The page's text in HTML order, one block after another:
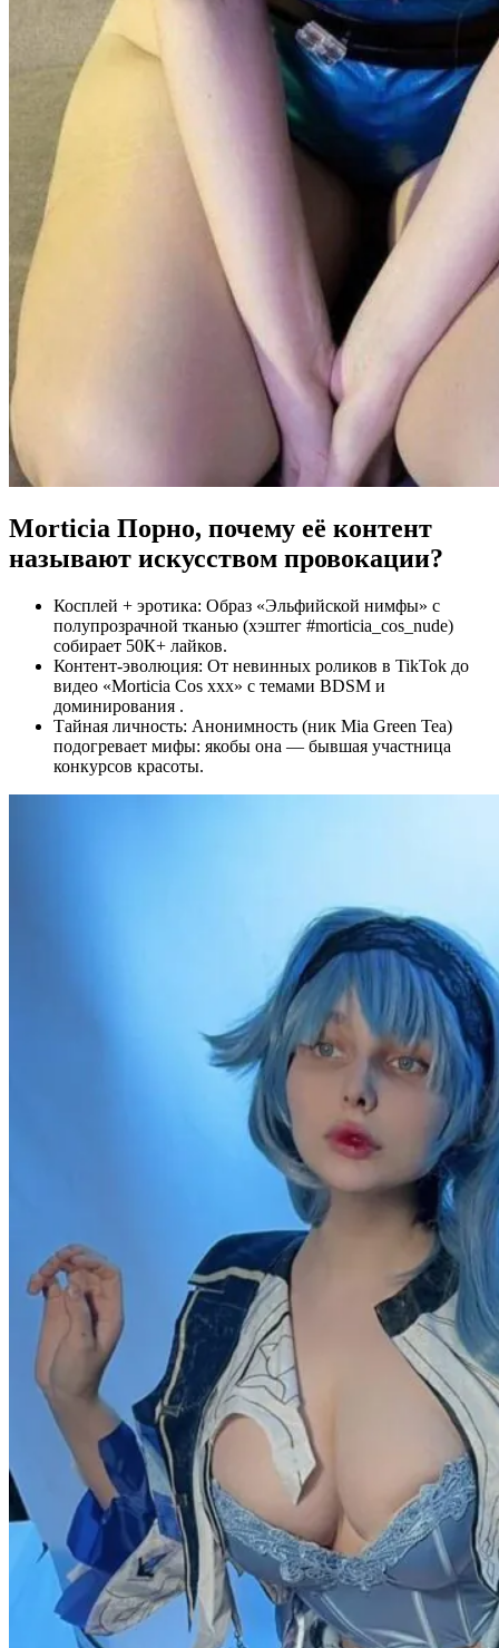
Morticia Порно, почему её контент
называют искусством провокации?
Косплей + эротика: Образ «Эльфийской нимфы» с
полупрозрачной тканью (хэштег #morticia_cos_nude)
собирает 50К+ лайков.
Контент-эволюция: От невинных роликов в TikTok до
видео «Morticia Cos xxx» с темами BDSM и
доминирования .
Тайная личность: Анонимность (ник Mia Green Tea)
подогревает мифы: якобы она — бывшая участница
конкурсов красоты.